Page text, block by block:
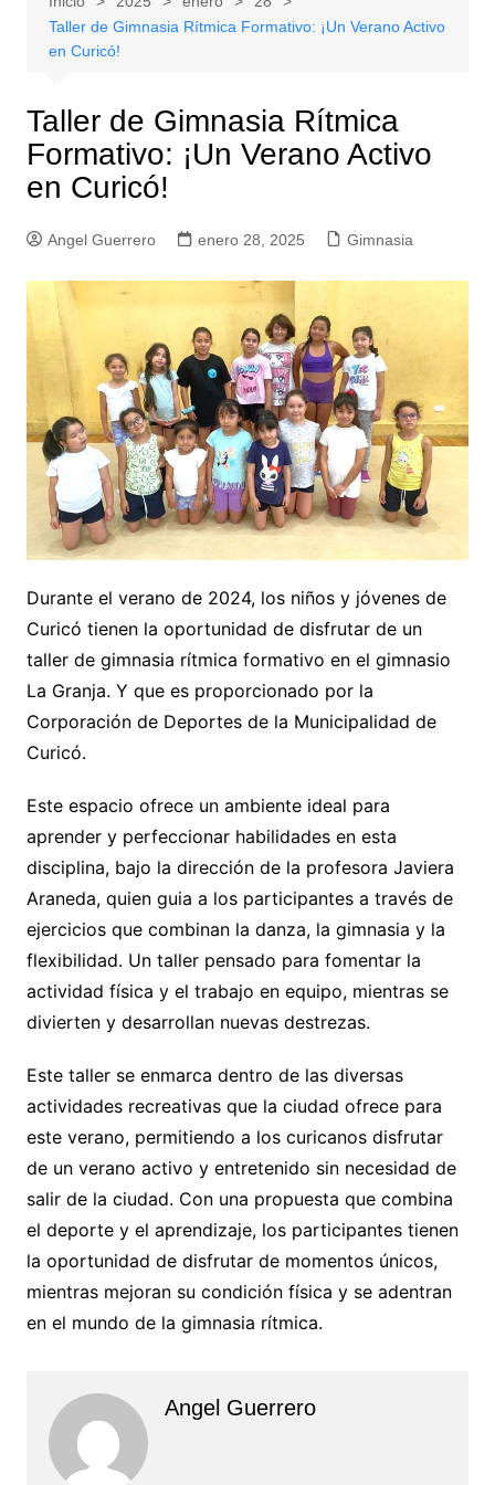
Taller de Gimnasia Rítmica Formativo: ¡Un Verano Activo
en Curicó!
Taller de Gimnasia Rítmica
Formativo: ¡Un Verano Activo
en Curicó!
Angel Guerrero enero 28, 2025 Gimnasia
Durante el verano de 2024, los niños y jóvenes de
Curicó tienen la oportunidad de disfrutar de un
taller de gimnasia rítmica formativo en el gimnasio
La Granja. Y que es proporcionado por la
Corporación de Deportes de la Municipalidad de
Curicó.
Este espacio ofrece un ambiente ideal para
aprender y perfeccionar habilidades en esta
disciplina, bajo la dirección de la profesora Javiera
Araneda, quien guia a los participantes a través de
ejercicios que combinan la danza, la gimnasia y la
flexibilidad. Un taller pensado para fomentar la
actividad física y el trabajo en equipo, mientras se
divierten y desarrollan nuevas destrezas.
Este taller se enmarca dentro de las diversas
actividades recreativas que la ciudad ofrece para
este verano, permitiendo a los curicanos disfrutar
de un verano activo y entretenido sin necesidad de
salir de la ciudad. Con una propuesta que combina
el deporte y el aprendizaje, los participantes tienen
la oportunidad de disfrutar de momentos únicos,
mientras mejoran su condición física y se adentran
en el mundo de la gimnasia rítmica.
Angel Guerrero